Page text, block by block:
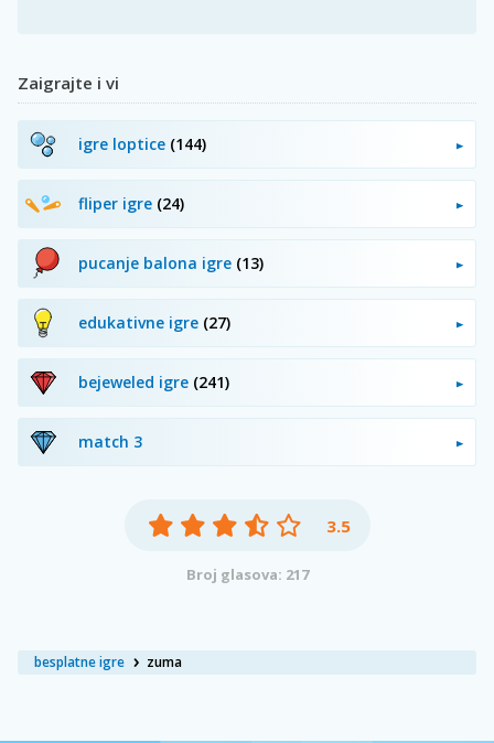
besplatne igre zuma
Zaigrajte i vi
igre loptice (144)
fliper igre (24)
pucanje balona igre (13)
edukativne igre (27)
bejeweled igre (241)
match 3
3.5
Broj glasova: 217